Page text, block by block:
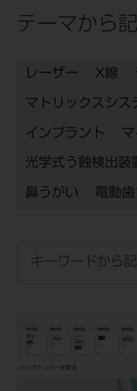
テーマから
レーザー X線
マトリックスシス
インプラント
光学式う蝕検出装
鼻うがい 電動